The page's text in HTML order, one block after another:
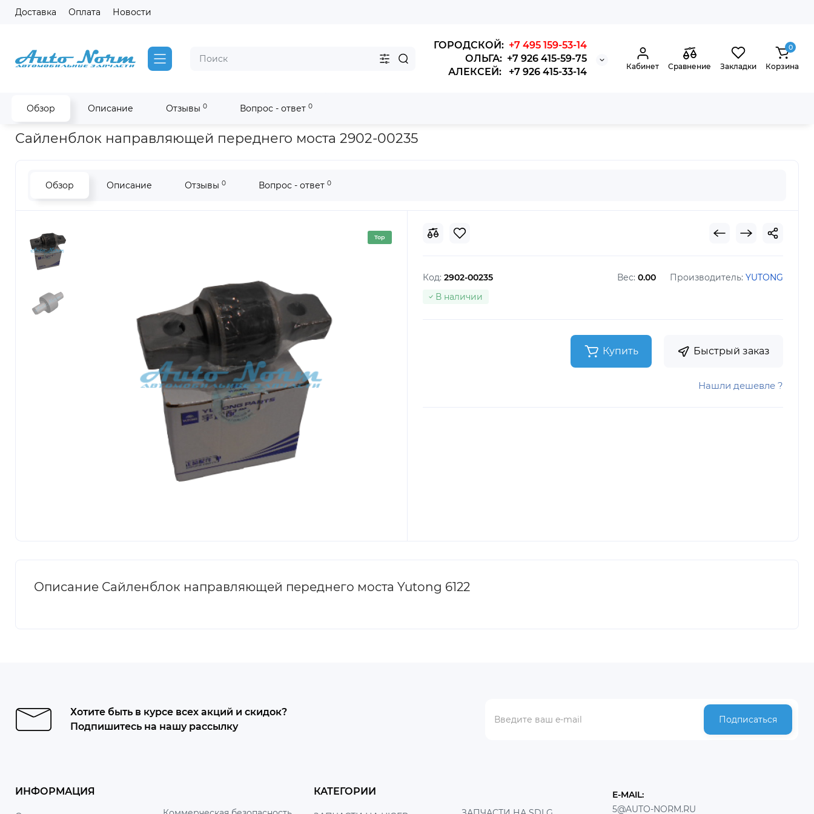
Доставка Оплата Новости
ГОРОДСКОЙ: +7 495 159-53-14
ОЛЬГА: +7 926 415-59-75
АЛЕКСЕЙ: +7 926 415-33-14
Кабинет Сравнение Закладки
0
Корзина
Обзор Описание Отзывы 0 Вопрос - ответ 0
Главная Запчасти Yutong Сайленблок направляющей переднего моста Yutong 6122
Сайленблок направляющей переднего моста 2902-00235
Обзор Описание Отзывы 0 Вопрос - ответ 0
Top
Код: 2902-00235 Производитель: YUTONG
В наличии
Вес: 0.00
Купить Быстрый заказ
Нашли дешевле ?
Описание Сайленблок направляющей переднего моста Yutong 6122
Хотите быть в курсе всех акций и скидок?
Подпишитесь на нашу рассылку
Подписаться
ИНФОРМАЦИЯ КАТЕГОРИИ
E-MAIL:
5@AUTO-NORM.RU